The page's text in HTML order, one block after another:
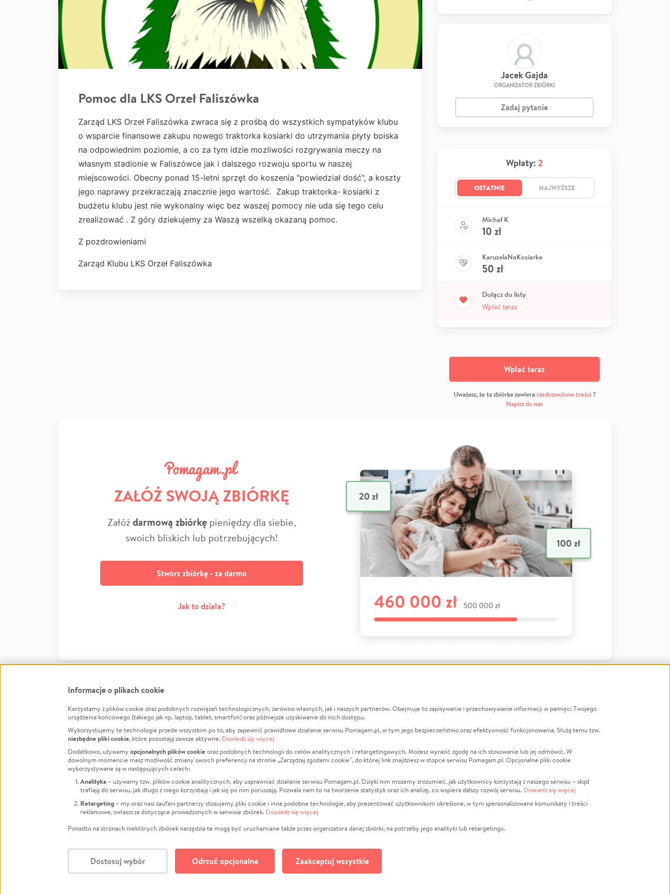
Pomoc dla LKS Orzeł Faliszówka
Zarząd LKS Orzeł Faliszówka zwraca się z prośbą do wszystkich sympatyków klubu
o wsparcie finansowe zakupu nowego traktorka kosiarki do utrzymania płyty boiska
na odpowiednim poziomie, a co za tym idzie mozliwości rozgrywania meczy na
własnym stadionie w Faliszówce jak i dalszego rozwoju sportu w naszej
miejscowości. Obecny ponad 15-letni sprzęt do koszenia "powiedział dość", a koszty
jego naprawy przekraczają znacznie jego wartość. Zakup traktorka- kosiarki z
budżetu klubu jest nie wykonalny więc bez waszej pomocy nie uda się tego celu
zrealizować . Z góry dziekujemy za Waszą wszelką okazaną pomoc.
Z pozdrowieniami
Zarząd Klubu LKS Orzeł Faliszówka
Jacek Gajda
ORGANIZATOR ZBIÓRKI
Zadaj pytanie
Wpłaty: 2
OSTATNIE NAJWYŻSZE
Michał K
10 zł
KaruzelaNaKosiarke
50 zł
Dołącz do listy
Wpłać teraz
Wpłać teraz
Uważasz, że ta zbiórka zawiera niedozwolone treści?
Napisz do nas
ZAŁÓŻ SWOJĄ ZBIÓRKĘ
Załóżdarmową zbiórkępieniędzy dla siebie,
swoich bliskich lub potrzebujących!
Stwórz zbiórkę - za darmo
Jak to działa?
FacebookTwitter Instagram
LinkedInTikTok Youtube
Informacje
Jak to działa?
Regulamin
Polityka Prywatności
Kontakt
Porównanie serwisów
Polityka plików cookie
Zarządzaj zgodami cookie
O nas
Opinie
Raporty
Za darmo
Dla NGO
Fundacja Pomagam.pl
Zbieraj na
Leczenie
Zwierzęta
Pożar
Sport
Pomoc Finansowa
Pogrzeb
LGBTQ+
Powódź
Wichura
Religia
Edukacja
Polski
Informacje o plikach cookie
Korzystamy z plików cookie oraz podobnych rozwiązań technologicznych, zarówno własnych, jak i naszych partnerów. Obejmuje to zapisywanie i przechowywanie informacji w pamięci Twojego
urządzenia końcowego (takiego jak np. laptop, tablet, smartfon) oraz późniejsze uzyskiwanie do nich dostępu.
Wykorzystujemy te technologie przede wszystkim po to, aby zapewnić prawidłowe działanie serwisu Pomagam.pl, w tym jego bezpieczeństwo oraz efektywność funkcjonowania. Służą temu tzw.
niezbędne pliki cookie, które pozostają zawsze aktywne. Dowiedz się więcej
Dodatkowo, używamy opcjonalnych plików cookieoraz podobnych technologii do celów analitycznych i retargetingowych. Możesz wyrazić zgodę na ich stosowanie lub jej odmówić. W
dowolnym momencie masz możliwość zmiany swoich preferencji na stronie „Zarządzaj zgodami cookie”, do której link znajdziesz w stopce serwisu Pomagam.pl. Opcjonalne pliki cookie
wykorzystywane są w następujących celach:
Analityka – używamy tzw. plików cookie analitycznych, aby usprawniać działanie serwisu Pomagam.pl. Dzięki nim możemy zrozumieć, jak użytkownicy korzystają z naszego serwisu – skąd
trafiają do serwisu, jak długo z niego korzystają i jak się po nim poruszają. Pozwala nam to na tworzenie statystyk oraz ich analizę, co wspiera dalszy rozwój serwisu. Dowiedz się więcej
Retargeting – my oraz nasi zaufani partnerzy stosujemy pliki cookie i inne podobne technologie, aby prezentować użytkownikom określone, w tym spersonalizowane komunikaty i treści
reklamowe, zwłaszcza dotyczące prowadzonych w serwisie zbiórek. Dowiedz się więcej
Ponadto na stronach niektórych zbiórek narzędzia te mogą być uruchamiane także przez organizatora danej zbiórki, na potrzeby jego analityki lub retargetingu.
Dostosuj wybór Odrzuć opcjonalne Zaakceptuj wszystkie